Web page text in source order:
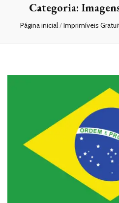
Categoria:
Página inicial/Imprimíveis